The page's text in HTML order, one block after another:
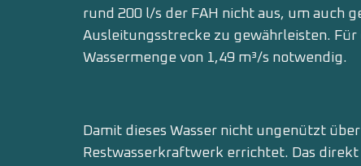
rund 200 l/s der FAH nicht aus, um auch
Ausleitungsstrecke zu gewährleisten.
Wassermenge von 1,49 m³/s notwendig.
Damit dieses Wasser nicht ungenützt
Restwasserkraftwerk errichtet. Das